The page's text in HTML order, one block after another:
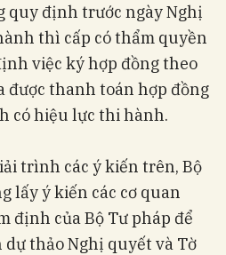
quy định trước ngày Nghị
thì cấp có thẩm quyền
việc ký hợp đồng theo
được thanh toán hợp đồng
có hiệu lực thi hành.
trình các ý kiến trên, Bộ
lấy ý kiến các cơ quan
định của Bộ Tư pháp để
thảo Nghị quyết và Tờ